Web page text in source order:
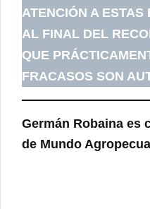
ATENCIÓN A ESTAS
AL FINAL DEL
QUE
FRACASOS SON
Germán Robaina es
de Mundo